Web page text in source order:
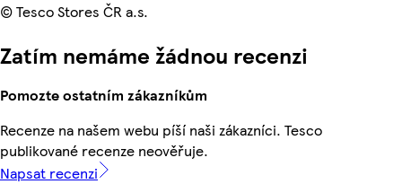
© Tesco Stores ČR a.s.
Zatím nemáme žádnou recenzi
Pomozte ostatním zákazníkům
Recenze na našem webu píší naši zákazníci. Tesco
publikované recenze neověřuje.
Napsat recenzi